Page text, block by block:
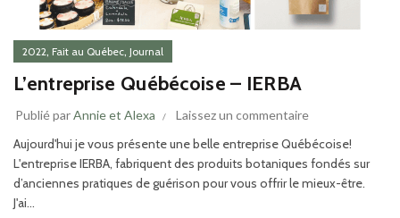
2022, Fait au Québec, Journal
L’entreprise Québécoise – IERBA
Publié parAnnie et Alexa Laissez un commentaire
Aujourd'hui je vous présente une belle entreprise Québécoise!
L'entreprise IERBA, fabriquent des produits botaniques fondés sur
d’anciennes pratiques de guérison pour vous offrir le mieux-être.
J'ai...